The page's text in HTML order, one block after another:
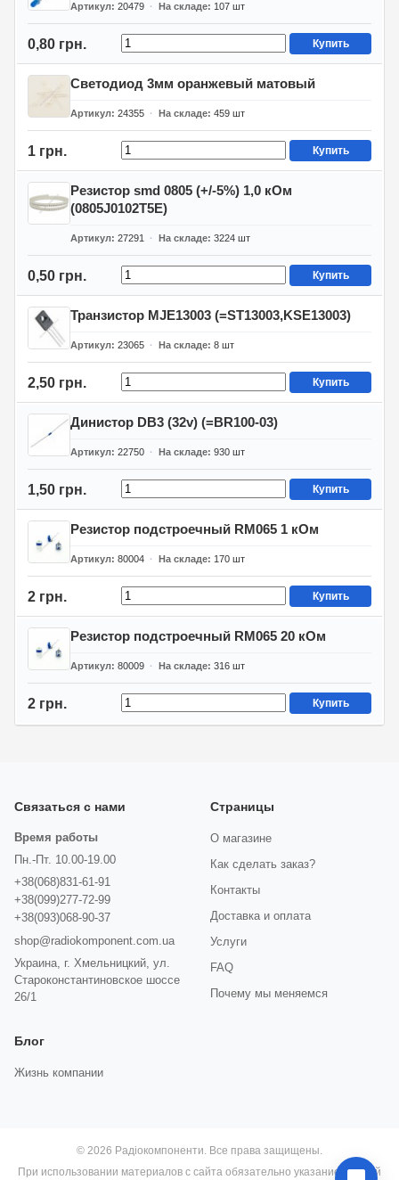
Артикул 20479 На складе 107 шт
0,80 грн. Купить
Светодиод 3мм оранжевый матовый
Артикул 24355 На складе 459 шт
1 грн. Купить
Резистор smd 0805 (+/-5%) 1,0 кОм
(0805J0102T5E)
Артикул 27291 На складе 3224 шт
0,50 грн. Купить
Транзистор MJE13003 (=ST13003,KSE13003)
Артикул 23065 На складе 8 шт
2,50 грн. Купить
Динистор DB3 (32v) (=BR100-03)
Артикул 22750 На складе 930 шт
1,50 грн. Купить
Резистор подстроечный RM065 1 кОм
Артикул 80004 На складе 170 шт
2 грн. Купить
Резистор подстроечный RM065 20 кОм
Артикул 80009 На складе 316 шт
2 грн. Купить
Связаться с нами
Время работы
Пн.-Пт. 10.00-19.00
+38(068)831-61-91
+38(099)277-72-99
+38(093)068-90-37
shop@radiokomponent.com.ua
Украина, г. Хмельницкий, ул.
Староконстантиновское шоссе
26/1
Страницы
О магазине
Как сделать заказ?
Контакты
Доставка и оплата
Услуги
FAQ
Почему мы меняемся
Блог
Жизнь компании
© 2026 Радіокомпоненти. Все права защищены.
При использовании материалов с сайта обязательно указание прямой